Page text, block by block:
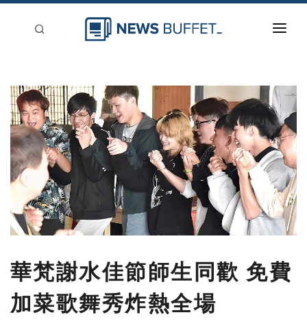
新聞稿分類
登入
刊登
華梵謝水佳節師生同歡 免費
加菜歌舞秀炸熱全場